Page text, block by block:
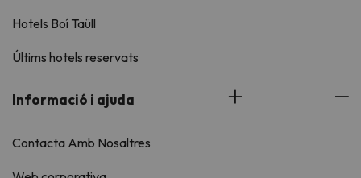
Hotels Boí Taüll
Últims hotels reservats
Informació i ajuda
Contacta Amb Nosaltres